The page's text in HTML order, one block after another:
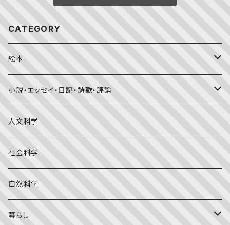
CATEGORY
絵本
福音館書店月刊誌
こどものとも0.1.2
こどものとも年少版
その他の月刊誌
おはなしプーカ
チャイルドブックアップル（2・3歳～）
日本の絵本
外国の絵本
昔話・民話
小説・エッセイ・日記・詩歌・評論
日本文学
詩・短歌・俳句・ことば
評論
エッセイ・日記
人文科学
社会科学
自然科学
暮らし